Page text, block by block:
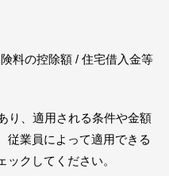
料の控除額 / 住宅借入金等
り、適用される条件や金額
従業員によって適用できる
クしてください。